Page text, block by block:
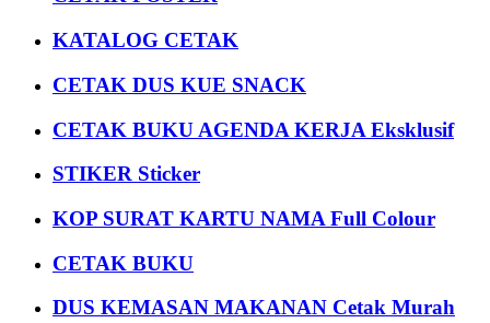
KATALOG CETAK
CETAK DUS KUE SNACK
CETAK BUKU AGENDA KERJA Eksklusif
STIKER Sticker
KOP SURAT KARTU NAMA Full Colour
CETAK BUKU
DUS KEMASAN MAKANAN Cetak Murah